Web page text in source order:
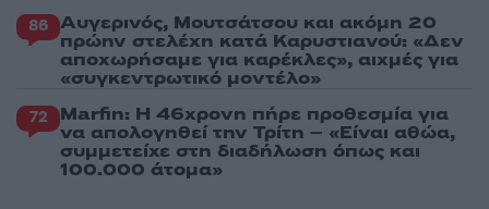
86 Αυγερινός, Μουτσάτσου και ακόμη 20
πρώην στελέχη κατά Καρυστιανού: «Δεν
αποχωρήσαμε για καρέκλες», αιχμές για
«συγκεντρωτικό μοντέλο»
72 Marfin: Η 46χρονη πήρε προθεσμία για
να απολογηθεί την Τρίτη – «Είναι αθώα,
συμμετείχε στη διαδήλωση όπως και
100.000 άτομα»